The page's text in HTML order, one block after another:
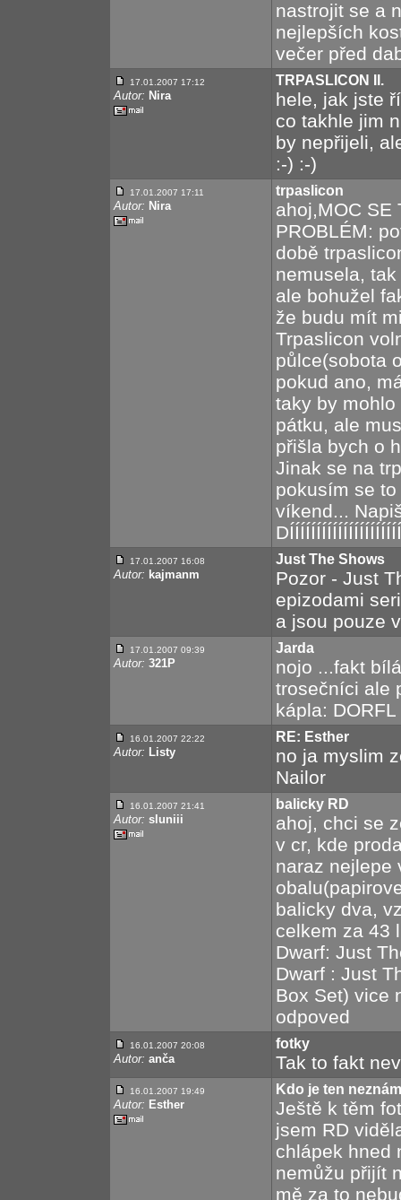
nastrojit se a
nejlepších
večer před
17.01.2007 17:12
Autor: Nira
TRPASLICON II.
hele, jak jste
co takhle jim
by nepřijeli,
:-) :-)
17.01.2007 17:11
Autor: Nira
trpaslicon
ahoj,MOC SE
PROBLÉM:
době
nemusela,
ale bohužel
že budu mít
Trpaslicon
půlce(sobota
pokud ano,
taky by
pátku, ale
přišla bych o
Jinak se na
pokusím se
víkend...
17.01.2007 16:08
Autor: kajmanm
Just The Shows
Pozor - Just
epizodami
a jsou pouze
17.01.2007 09:39
Autor: 321P
Jarda
nojo ...fakt
trosečníci ale
kápla:
16.01.2007 22:22
Autor: Listy
RE: Esther
no ja myslim
Nailor
16.01.2007 21:41
Autor: sluniii
balicky RD
ahoj, chci se
v cr, kde
naraz nejlepe
balicky dva,
celkem za 43
Dwarf: Just
Dwarf : Just
Box Set) vice
odpoved
16.01.2007 20:08
Autor: anča
fotky
Tak to fakt
16.01.2007 19:49
Autor: Esther
Kdo je ten
Ještě k těm
jsem RD
chlápek hned
nemůžu přijít
mě za to